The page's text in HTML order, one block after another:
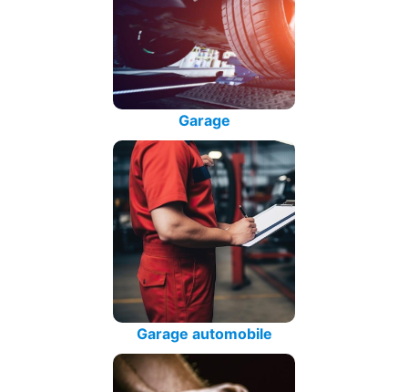
Garage
Garage automobile